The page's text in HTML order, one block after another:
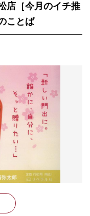
店［今月のイチ推
ことば